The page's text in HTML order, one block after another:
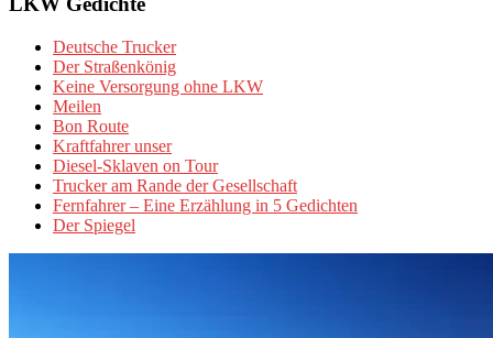
Deutsche Trucker
Der Straßenkönig
Keine Versorgung ohne LKW
Meilen
Bon Route
Kraftfahrer unser
Diesel-Sklaven on Tour
Trucker am Rande der Gesellschaft
Fernfahrer – Eine Erzählung in 5 Gedichten
Der Spiegel